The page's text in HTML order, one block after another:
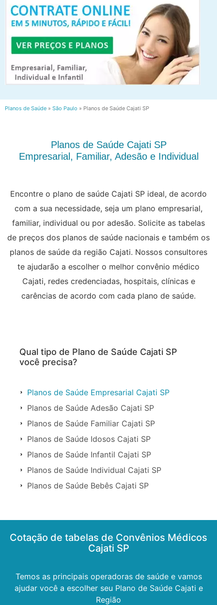
Planos de Saúde » São Paulo » Planos de Saúde Cajati SP
Planos de Saúde Cajati SP
Empresarial, Familiar, Adesão e Individual
Encontre o plano de saúde Cajati SP ideal, de acordo
com a sua necessidade, seja um plano empresarial,
familiar, individual ou por adesão. Solicite as tabelas
de preços dos planos de saúde nacionais e também os
planos de saúde da região Cajati. Nossos consultores
te ajudarão a escolher o melhor convênio médico
Cajati, redes credenciadas, hospitais, clínicas e
carências de acordo com cada plano de saúde.
Qual tipo de Plano de Saúde Cajati SP
você precisa?
Planos de Saúde Empresarial Cajati SP
Planos de Saúde Adesão Cajati SP
Planos de Saúde Familiar Cajati SP
Planos de Saúde Idosos Cajati SP
Planos de Saúde Infantil Cajati SP
Planos de Saúde Individual Cajati SP
Planos de Saúde Bebês Cajati SP
Cotação de tabelas de Convênios Médicos
Cajati SP
Temos as principais operadoras de saúde e vamos
ajudar você a escolher seu Plano de Saúde Cajati e
Região